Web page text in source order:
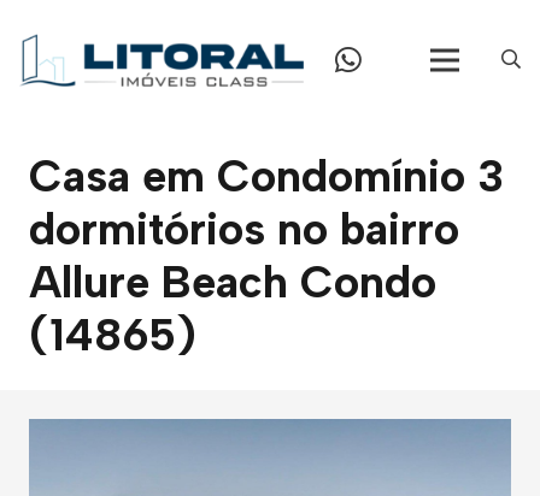
Casa em Condomínio 3
dormitórios no bairro
Allure Beach Condo
(14865)